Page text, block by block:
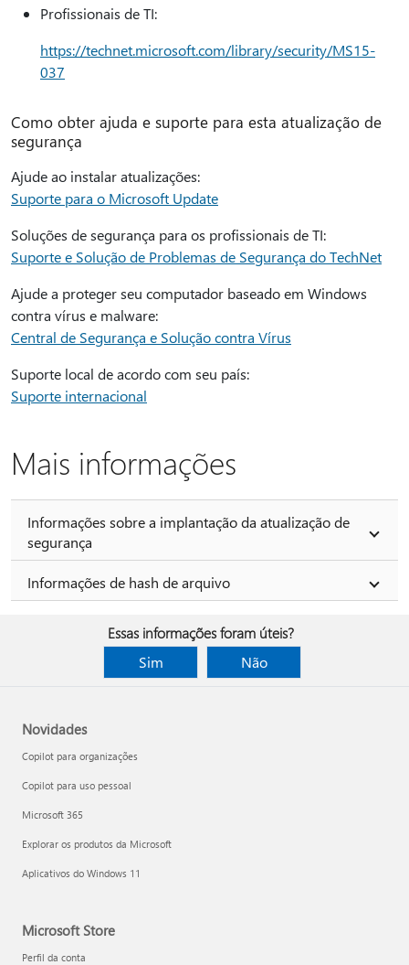
Profissionais de TI:
https://technet.microsoft.com/library/security/MS15-
037
Como obter ajuda e suporte para esta atualização de
segurança
Ajude ao instalar atualizações:
Suporte para o Microsoft Update
Soluções de segurança para os profissionais de TI:
Suporte e Solução de Problemas de Segurança do TechNet
Ajude a proteger seu computador baseado em Windows
contra vírus e malware:
Central de Segurança e Solução contra Vírus
Suporte local de acordo com seu país:
Suporte internacional
Mais informações
Informações sobre a implantação da atualização de
segurança
Informações de hash de arquivo
Essas informações foram úteis?
Sim
Não
Novidades
Copilot para organizações
Copilot para uso pessoal
Microsoft 365
Explorar os produtos da Microsoft
Aplicativos do Windows 11
Microsoft Store
Perfil da conta